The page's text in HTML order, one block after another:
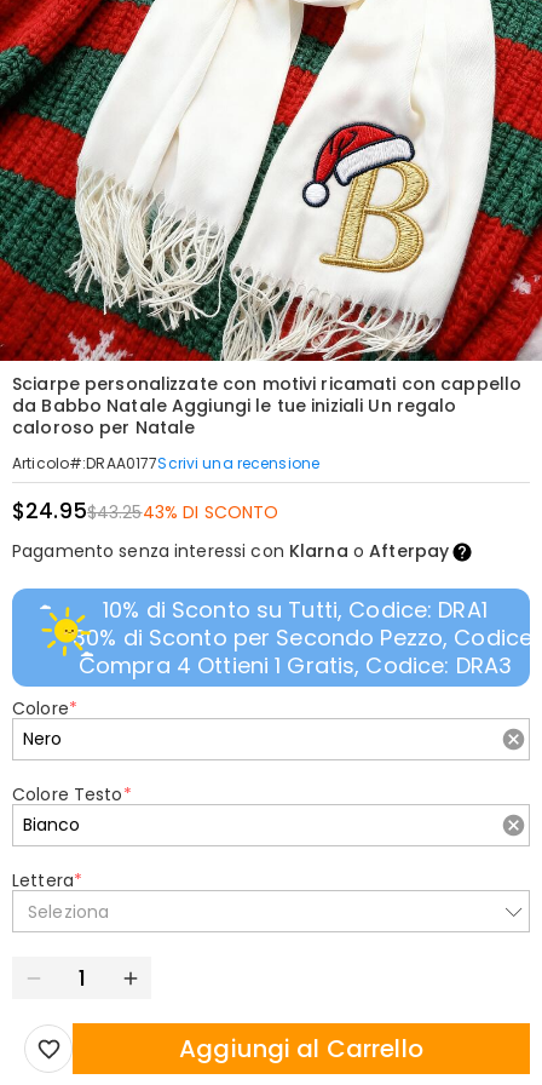
Sciarpe personalizzate con motivi ricamati con cappello
da Babbo Natale Aggiungi le tue iniziali Un regalo
caloroso per Natale
Articolo#:DRAA0177Scrivi una recensione
$24.95$43.2543% DI SCONTO
Pagamento senza interessi con Klarna oAfterpay
10% di Sconto su Tutti, Codice: DRA1
30% di Sconto per Secondo Pezzo, Codice:
Compra 4 Ottieni 1 Gratis, Codice: DRA3
Colore*
Colore Testo*
Lettera*
Seleziona
Aggiungi al Carrello